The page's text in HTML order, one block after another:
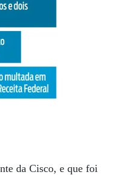
da Cisco, e que foi